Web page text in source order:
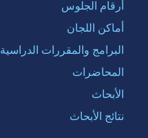
أرقام الجلوس
أماكن اللجان
البرامج والمقررات الدراسية
المحاضرات
الأبحاث
نتائج الأبحاث